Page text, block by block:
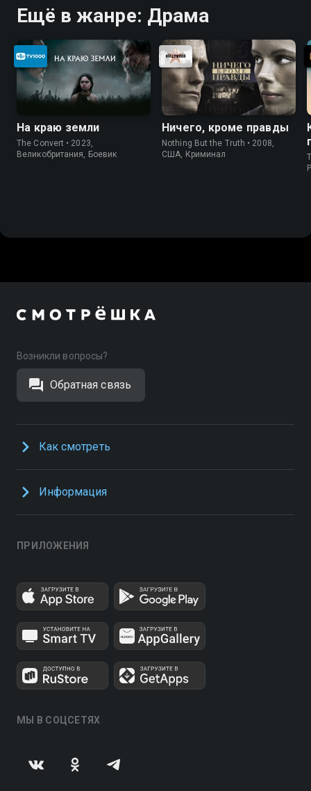
Ещё в жанре: Драма
На краю земли
The Convert • 2023,
Великобритания, Боевик
Ничего, кроме правды
Nothing But the Truth • 2008,
США, Криминал
Возникли вопросы?
Обратная связь
Как смотреть
Информация
ПРИЛОЖЕНИЯ
МЫ В СОЦСЕТЯХ